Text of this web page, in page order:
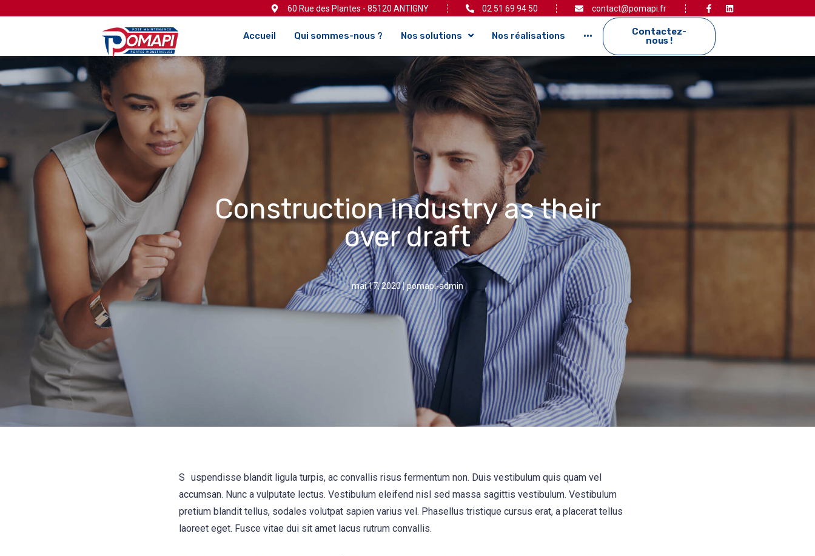
60 Rue des Plantes - 85120 ANTIGNY 02 51 69 94 50 contact@pomapi.fr
Accueil Qui sommes-nous ? Nos solutions Nos réalisations ···
Contactez-
nous !
Construction industry as their
over draft
mai 17, 2020 pomapi-admin
S uspendisse blandit ligula turpis, ac convallis risus fermentum non. Duis vestibulum quis quam vel
accumsan. Nunc a vulputate lectus. Vestibulum eleifend nisl sed massa sagittis vestibulum. Vestibulum
pretium blandit tellus, sodales volutpat sapien varius vel. Phasellus tristique cursus erat, a placerat tellus
laoreet eget. Fusce vitae dui sit amet lacus rutrum convallis.